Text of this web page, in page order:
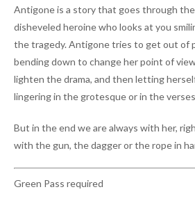
Antigone is a story that goes through
disheveled heroine who looks at you
the tragedy. Antigone tries to get out of
bending down to change her point of
lighten the drama, and then letting
lingering in the grotesque or in the
But in the end we are always with her,
with the gun, the dagger or the rope in
Green Pass required